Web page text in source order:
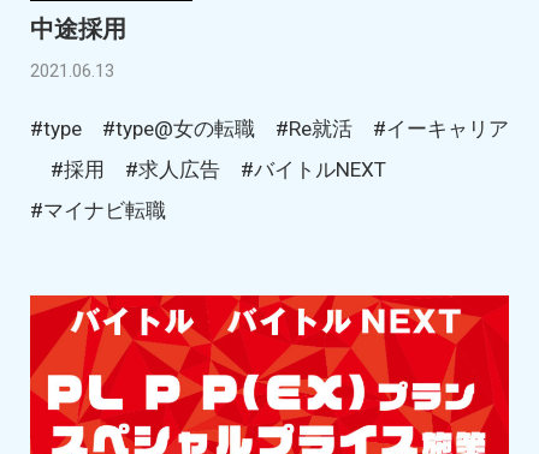
中途採用
2021.06.13
#type #type@女の転職 #Re就活
#イーキャリア
#採用
#求人広告
#バイトルNEXT
#マイナビ転職